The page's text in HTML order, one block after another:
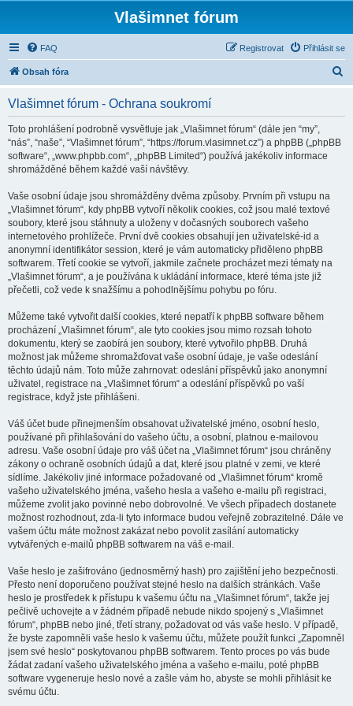
Vlašimnet fórum
FAQ Přihlásit se
Registrovat
Obsah fóra
Vlašimnet fórum - Ochrana soukromí
Toto prohlášení podrobně vysvětluje jak „Vlašimnet fórum“ (dále jen “my”,
“nás”, “naše”, “Vlašimnet fórum”, “https://forum.vlasimnet.cz”) a phpBB („phpBB
software“, „www.phpbb.com“, „phpBB Limited“) používá jakékoliv informace
shromážděné během každé vaší návštěvy.
Vaše osobní údaje jsou shromážděny dvěma způsoby. Prvním při vstupu na
„Vlašimnet fórum“, kdy phpBB vytvoří několik cookies, což jsou malé textové
soubory, které jsou stáhnuty a uloženy v dočasných souborech vašeho
internetového prohlížeče. První dvě cookies obsahují jen uživatelské-id a
anonymní identifikátor session, které je vám automaticky přiděleno phpBB
softwarem. Třetí cookie se vytvoří, jakmile začnete procházet mezi tématy na
„Vlašimnet fórum“, a je používána k ukládání informace, které téma jste již
přečetli, což vede k snažšímu a pohodlnějšímu pohybu po fóru.
Můžeme také vytvořit další cookies, které nepatří k phpBB software během
procházení „Vlašimnet fórum“, ale tyto cookies jsou mimo rozsah tohoto
dokumentu, který se zaobírá jen soubory, které vytvořilo phpBB. Druhá
možnost jak můžeme shromažďovat vaše osobní údaje, je vaše odeslání
těchto údajů nám. Toto může zahrnovat: odeslání příspěvků jako anonymní
uživatel, registrace na „Vlašimnet fórum“ a odeslání příspěvků po vaší
registrace, když jste přihlášeni.
Váš účet bude přinejmenším obsahovat uživatelské jméno, osobní heslo,
používané při přihlašování do vašeho účtu, a osobní, platnou e-mailovou
adresu. Vaše osobní údaje pro váš účet na „Vlašimnet fórum“ jsou chráněny
zákony o ochraně osobních údajů a dat, které jsou platné v zemi, ve které
sídlíme. Jakékoliv jiné informace požadované od „Vlašimnet fórum“ kromě
vašeho uživatelského jména, vašeho hesla a vašeho e-mailu při registraci,
můžeme zvolit jako povinné nebo dobrovolné. Ve všech případech dostanete
možnost rozhodnout, zda-li tyto informace budou veřejně zobrazitelné. Dále ve
vašem účtu máte možnost zakázat nebo povolit zasílání automaticky
vytvářených e-mailů phpBB softwarem na váš e-mail.
Vaše heslo je zašifrováno (jednosměrný hash) pro zajištění jeho bezpečnosti.
Přesto není doporučeno používat stejné heslo na dalších stránkách. Vaše
heslo je prostředek k přístupu k vašemu účtu na „Vlašimnet fórum“, takže jej
pečlivě uchovejte a v žádném případě nebude nikdo spojený s „Vlašimnet
fórum“, phpBB nebo jiné, třetí strany, požadovat od vás vaše heslo. V případě,
že byste zapomněli vaše heslo k vašemu účtu, můžete použít funkci „Zapomněl
jsem své heslo“ poskytovanou phpBB softwarem. Tento proces po vás bude
žádat zadaní vašeho uživatelského jména a vašeho e-mailu, poté phpBB
software vygeneruje heslo nové a zašle vám ho, abyste se mohli přihlásit ke
svému účtu.